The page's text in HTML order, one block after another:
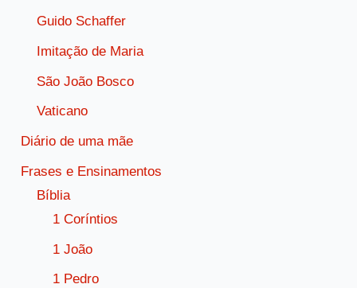
Guido Schaffer
Imitação de Maria
São João Bosco
Vaticano
Diário de uma mãe
Frases e Ensinamentos
Bíblia
1 Coríntios
1 João
1 Pedro